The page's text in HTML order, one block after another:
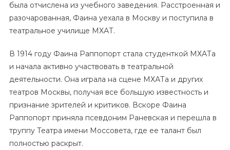
была отчислена из учебного заведения. Расстроенная и
разочарованная, Фаина уехала в Москву и поступила в
театральное училище МХАТ.
В 1914 году Фаина Раппопорт стала студенткой МХАТа
и начала активно участвовать в театральной
деятельности. Она играла на сцене МХАТа и других
театров Москвы, получая все большую известность и
признание зрителей и критиков. Вскоре Фаина
Раппопорт приняла псевдоним Раневская и перешла в
труппу Театра имени Моссовета, где ее талант был
полностью раскрыт.